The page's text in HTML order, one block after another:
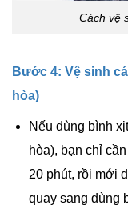
Cách vệ
Bước 4: Vệ sinh
hòa)
Nếu dùng bình
hòa), bạn chỉ
20 phút, rồi mới
quay sang dùng